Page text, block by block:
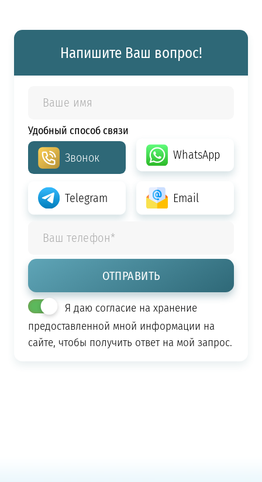
Напишите Ваш вопрос!
Удобный способ связи
Звонок WhatsApp
Telegram Email
Я даю согласие на хранение
предоставленной мной информации на
сайте, чтобы получить ответ на мой запрос.